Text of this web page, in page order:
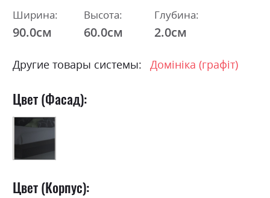
Ширина:
90.0см
Высота:
60.0см
Глубина:
2.0см
Другие товары системы: Домініка (графіт)
Цвет (Фасад):
Цвет (Корпус):